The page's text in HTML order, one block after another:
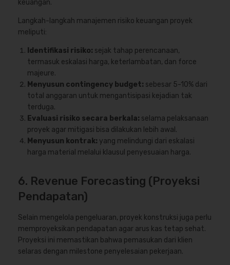
keuangan.
Langkah-langkah manajemen risiko keuangan proyek
meliputi:
Identifikasi risiko: sejak tahap perencanaan,
termasuk eskalasi harga, keterlambatan, dan force
majeure.
Menyusun contingency budget: sebesar 5-10% dari
total anggaran untuk mengantisipasi kejadian tak
terduga.
Evaluasi risiko secara berkala: selama pelaksanaan
proyek agar mitigasi bisa dilakukan lebih awal.
Menyusun kontrak: yang melindungi dari eskalasi
harga material melalui klausul penyesuaian harga.
6. Revenue Forecasting (Proyeksi
Pendapatan)
Selain mengelola pengeluaran, proyek konstruksi juga perlu
memproyeksikan pendapatan agar arus kas tetap sehat.
Proyeksi ini memastikan bahwa pemasukan dari klien
selaras dengan milestone penyelesaian pekerjaan.